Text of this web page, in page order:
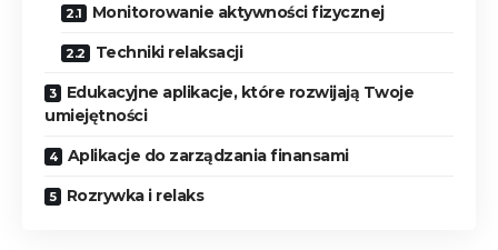
Monitorowanie aktywności fizycznej
Techniki relaksacji
Edukacyjne aplikacje, które rozwijają Twoje
umiejętności
Aplikacje do zarządzania finansami
Rozrywka i relaks